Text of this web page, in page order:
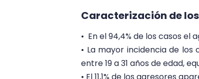
Caracterización de
• En el 94,4% de los casos el
• La mayor incidencia de
entre 19 a 31 años de edad,
• El 11,1% de los agresores